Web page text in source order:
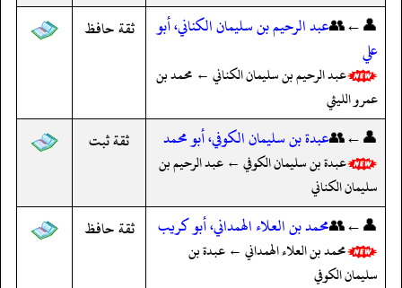
👤←👥عبد الرحيم بن سليمان الكناني، أبو
علي
عبد الرحيم بن سليمان الكناني ← محمد بن
عمرو الليثي
ثقة حافظ
👤←👥عبدة بن سليمان الكوفي، أبو محمد
عبدة بن سليمان الكوفي ← عبد الرحيم بن
سليمان الكناني
ثقة ثبت
👤←👥محمد بن العلاء الهمداني، أبو كريب
محمد بن العلاء الهمداني ← عبدة بن
سليمان الكوفي
ثقة حافظ